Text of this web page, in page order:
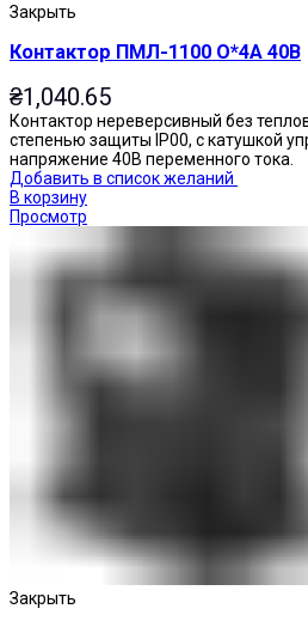
Закрыть
Контактор ПМЛ-1100 О*4А 40В
₴1,040.65
Контактор нереверсивный без
степенью защиты IP00, с катушкой
напряжение 40В переменного тока.
Добавить в список желаний
В корзину
Просмотр
Закрыть